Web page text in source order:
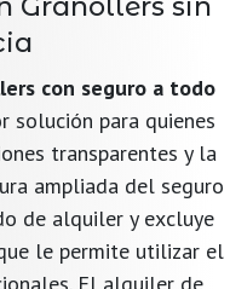
Granollers sin
con seguro a todo
solución para quienes
transparentes y la
ampliada del seguro
de alquiler y excluye
le permite utilizar el